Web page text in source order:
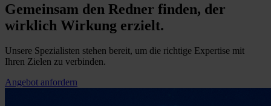
Gemeinsam den Redner finden, der
wirklich Wirkung erzielt.
Unsere Spezialisten stehen bereit, um die richtige Expertise mit
Ihren Zielen zu verbinden.
Angebot anfordern